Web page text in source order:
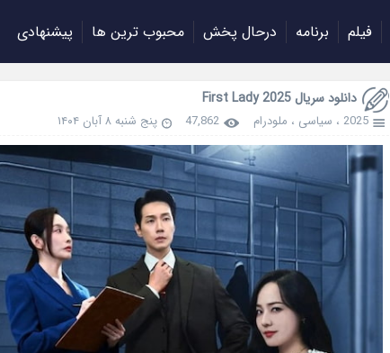
فیلم برنامه درحال پخش محبوب ترین ها پیشنهادی
دانلود سریال First Lady 2025
2025 ، سیاسی ، ملودرام 47,862 پنج شنبه ۸ آبان ۱۴۰۴